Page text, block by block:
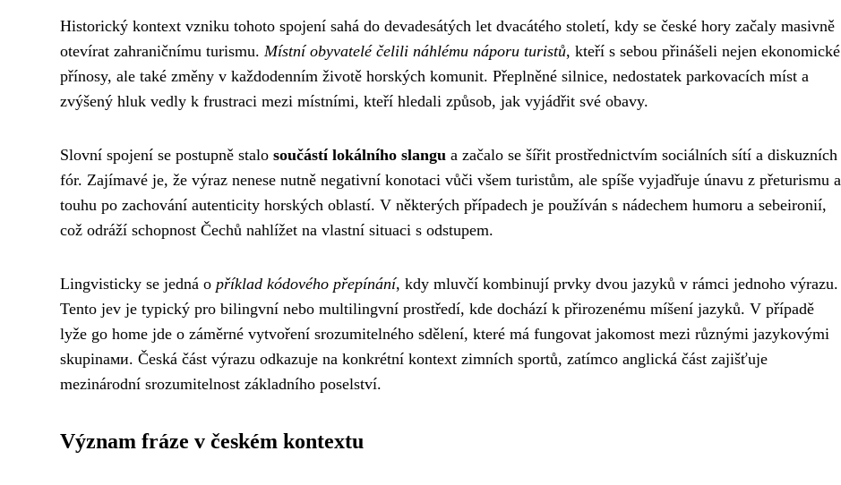
Historický kontext vzniku tohoto spojení sahá do devadesátých let dvacátého století, kdy se české hory začaly masivně
otevírat zahraničnímu turismu. Místní obyvatelé čelili náhlému náporu turistů, kteří s sebou přinášeli nejen ekonomické
přínosy, ale také změny v každodenním životě horských komunit. Přeplněné silnice, nedostatek parkovacích míst a
zvýšený hluk vedly k frustraci mezi místními, kteří hledali způsob, jak vyjádřit své obavy.
Slovní spojení se postupně stalo součástí lokálního slangu a začalo se šířit prostřednictvím sociálních sítí a diskuzních
fór. Zajímavé je, že výraz nenese nutně negativní konotaci vůči všem turistům, ale spíše vyjadřuje únavu z přeturismu a
touhu po zachování autenticity horských oblastí. V některých případech je používán s nádechem humoru a sebeironií,
což odráží schopnost Čechů nahlížet na vlastní situaci s odstupem.
Lingvisticky se jedná o příklad kódového přepínání, kdy mluvčí kombinují prvky dvou jazyků v rámci jednoho výrazu.
Tento jev je typický pro bilingvní nebo multilingvní prostředí, kde dochází k přirozenému míšení jazyků. V případě
lyže go home jde o záměrné vytvoření srozumitelného sdělení, které má fungovat jakomost mezi různými jazykovými
skupinами. Česká část výrazu odkazuje na konkrétní kontext zimních sportů, zatímco anglická část zajišťuje
mezinárodní srozumitelnost základního poselství.
Význam fráze v českém kontextu